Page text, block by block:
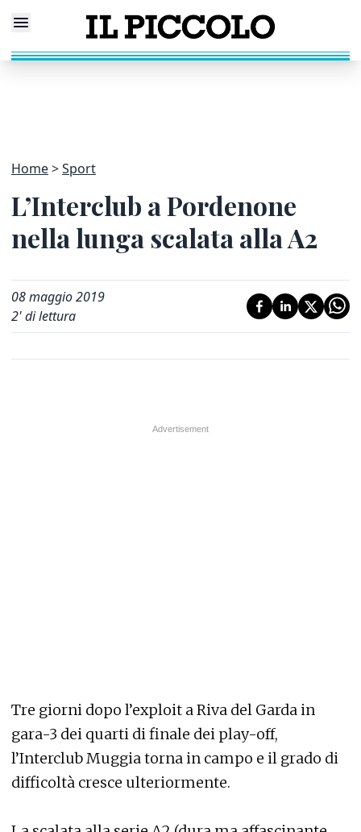
Home Sport
L’Interclub a Pordenone
nella lunga scalata alla A2
08 maggio 2019
2' di lettura
Tre giorni dopo l’exploit a Riva del Garda in
gara-3 dei quarti di finale dei play-off,
l’Interclub Muggia torna in campo e il grado di
difficoltà cresce ulteriormente.